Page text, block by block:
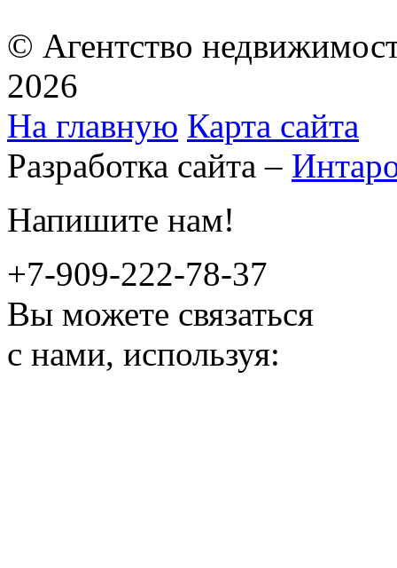
© Агентство
2026
На главную Карта сайта
Разработка сайта –
Напишите нам!
+7-909-222-78-37
Вы можете связаться
с нами, используя: